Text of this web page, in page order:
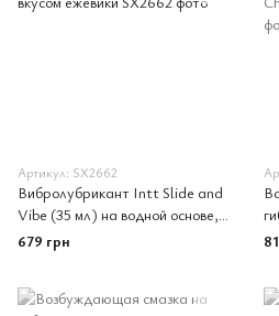
Артикул: SX2662
Вибролубрикант Intt Slide and
Vibe (35 мл) на водной основе,
стимулирующий, со вкусом
ежевики
679 грн